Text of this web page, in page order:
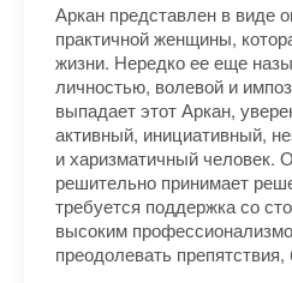
Аркан представлен в виде
практичной женщины,
жизни. Нередко ее еще
личностью, волевой и
выпадает этот Аркан,
активный, инициативный,
и харизматичный человек.
решительно принимает
требуется поддержка со
высоким
преодолевать